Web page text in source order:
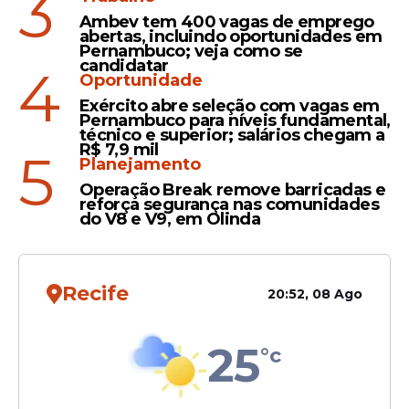
Ana Paula - "covarde"
Juliano - "covarde"
Breno - "covarde"
Jonas
Milena - "covarde"
Samira - "arregona"
Juliano - "frouxo"
Juliano
Jonas - "covarde"
Cowboy - "covarde"
Samira - "covarde"
Juliano - "frouxo"
Chaiany - "arregona"
Ambev tem 400 vagas de emprego
abertas, incluindo oportunidades em
Pernambuco; veja como se
candidatar
4
Oportunidade
Exército abre seleção com vagas em
Pernambuco para níveis fundamental,
técnico e superior; salários chegam a
R$ 7,9 mil
5
Planejamento
Operação Break remove barricadas e
reforça segurança nas comunidades
do V8 e V9, em Olinda
Recife 20:52, 08 Ago
25°c